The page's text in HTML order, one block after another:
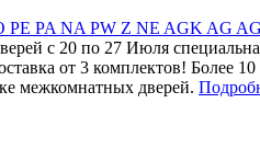
PE PA NA PW Z NE AGK AG
c 20 по 27 Июля
от 3 комплектов! Более
межкомнатных дверей.